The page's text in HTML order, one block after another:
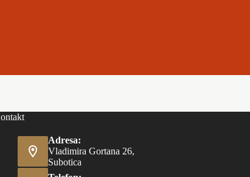
Adresa:
Vladimira Gortana 26,
Subotica